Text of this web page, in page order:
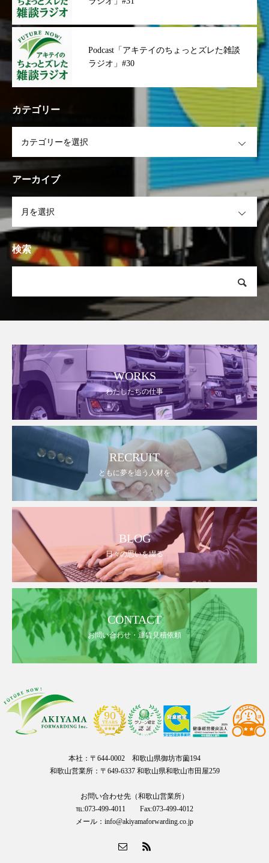
Podcast「アキテイのちょっとズレた雑談
ラジオ」#30
カテゴリー
アーカイブ
検索
WORKS
わたしたちの仕事
RECRUIT
ともに夢を追う人材を
BLOG
日々の思いを綴る
CONTACT
お問い合わせ・運賃見積依頼
本社：〒644-0002 和歌山県御坊市薗194
和歌山営業所：〒649-6337 和歌山県和歌山市田屋259
お問い合わせ先（和歌山営業所）
℡:073-499-4011 Fax:073-499-4012
メール：info@akiyamaforwarding.co.jp